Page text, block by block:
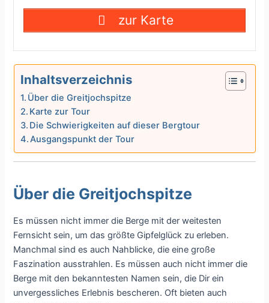
zur Karte
Inhaltsverzeichnis
Über die Greitjochspitze
Karte zur Tour
Die Schwierigkeiten auf dieser Bergtour
Ausgangspunkt der Tour
Über die Greitjochspitze
Es müssen nicht immer die Berge mit der weitesten
Fernsicht sein, um das größte Gipfelglück zu erleben.
Manchmal sind es auch Nahblicke, die eine große
Faszination ausstrahlen. Es müssen auch nicht immer die
Berge mit den bekanntesten Namen sein, die Dir ein
unvergessliches Erlebnis bescheren. Oft bieten auch